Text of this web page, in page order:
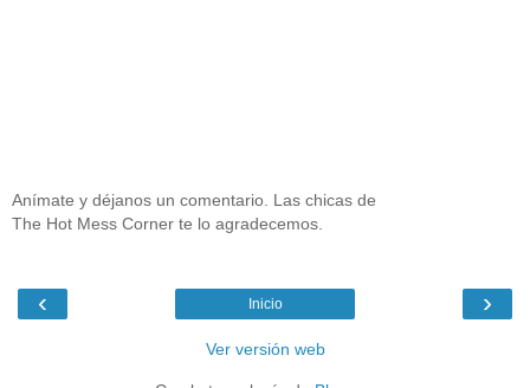
Anímate y déjanos un comentario. Las chicas de
The Hot Mess Corner te lo agradecemos.
‹ ›
Inicio
Ver versión web